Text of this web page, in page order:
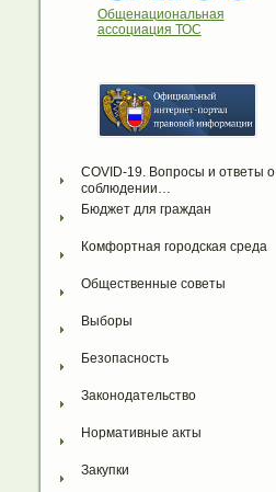
Общенациональная
ассоциация ТОС
COVID-19. Вопросы и ответы о
соблюдении…
Бюджет для граждан
Комфортная городская среда
Общественные советы
Выборы
Безопасность
Законодательство
Нормативные акты
Закупки